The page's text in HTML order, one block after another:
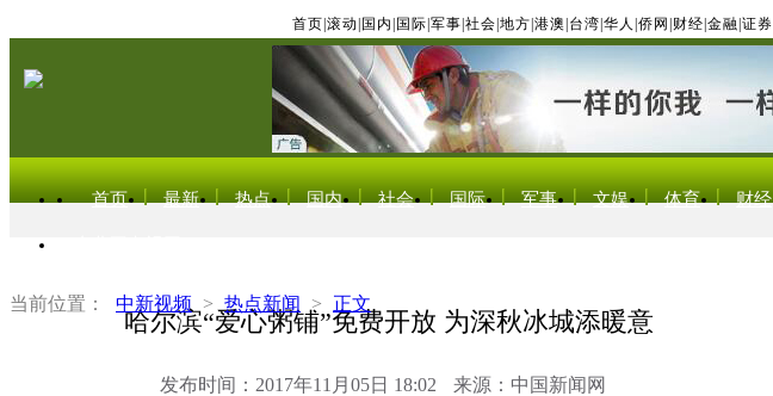
首页 滚动 国内 国际 军事 社会 地方 港澳 台湾 华人 侨网 财经 金融 证券
首页 最新 热点 国内 社会 国际 军事 文娱 体育 财经
当前位置： 中新视频 > 热点新闻 > 正文
哈尔滨“爱心粥铺”免费开放 为深秋冰城添暖意
发布时间：2017年11月05日 18:02 来源：中国新闻网